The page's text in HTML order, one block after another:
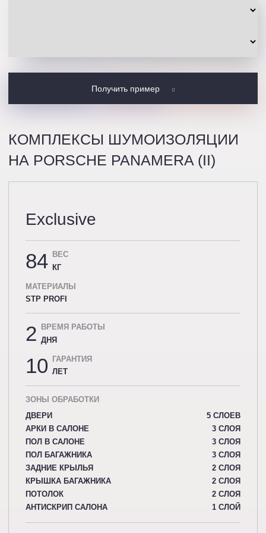
Получить пример
КОМПЛЕКСЫ ШУМОИЗОЛЯЦИИ
НА PORSCHE PANAMERA (II)
Exclusive
84
ВЕС
КГ
МАТЕРИАЛЫ
STP PROFI
2
ВРЕМЯ РАБОТЫ
ДНЯ
10
ГАРАНТИЯ
ЛЕТ
ЗОНЫ ОБРАБОТКИ
ДВЕРИ
5 СЛОЕВ
АРКИ В САЛОНЕ
3 СЛОЯ
ПОЛ В САЛОНЕ
3 СЛОЯ
ПОЛ БАГАЖНИКА
3 СЛОЯ
ЗАДНИЕ КРЫЛЬЯ
2 СЛОЯ
КРЫШКА БАГАЖНИКА
2 СЛОЯ
ПОТОЛОК
2 СЛОЯ
АНТИСКРИП САЛОНА
1 СЛОЙ